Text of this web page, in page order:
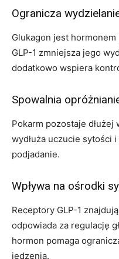
Ogranicza
Glukagon jest
GLP-1 zmniejsza jego
dodatkowo wspiera
Spowalnia
Pokarm pozostaje
wydłuża uczucie sytości
podjadanie.
Wpływa na ośrodki
Receptory GLP-1
odpowiada za regulację
hormon pomaga
jedzenia.